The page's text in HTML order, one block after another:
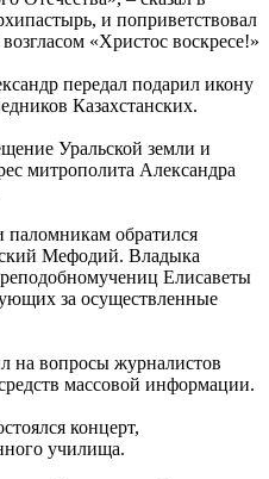
и поприветствовал
«Христос воскресе!»
передал подарил икону
Казахстанских.
Уральской земли и
митрополита Александра
паломникам обратился
Мефодий. Владыка
Елисаветы
за осуществленные
на вопросы журналистов
массовой информации.
концерт,
училища.